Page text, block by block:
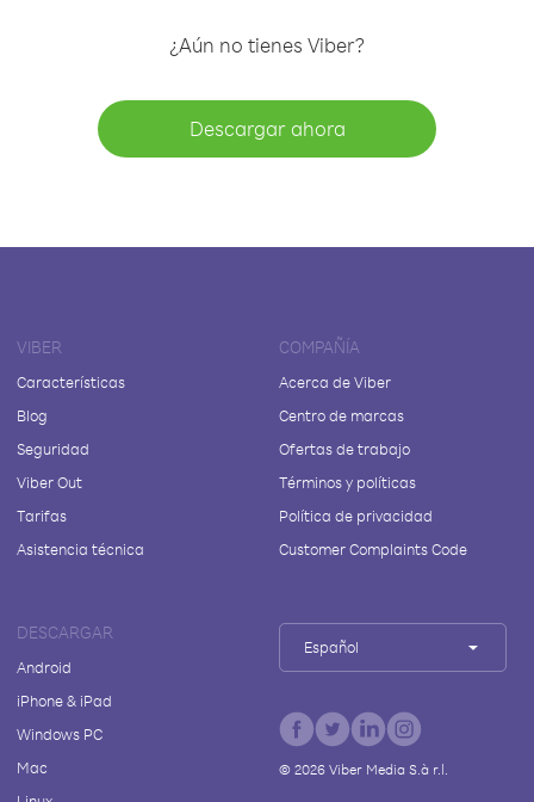
¿Aún no tienes Viber?
Descargar ahora
VIBER
Características
Blog
Seguridad
Viber Out
Tarifas
Asistencia técnica
COMPAÑÍA
Acerca de Viber
Centro de marcas
Ofertas de trabajo
Términos y políticas
Política de privacidad
Customer Complaints Code
DESCARGAR
Android
iPhone & iPad
Windows PC
Mac
Español
© 2026Viber Media S.à r.l.